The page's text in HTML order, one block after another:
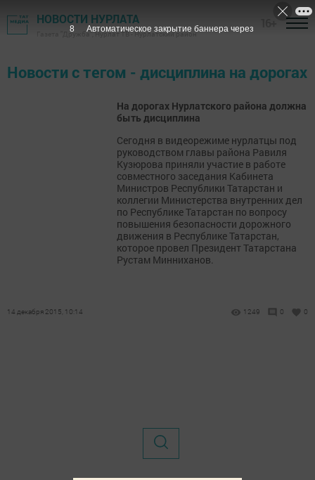
НОВОСТИ НУРЛАТА
Газета "Дружба", Нурлат ТВ - Нурлатский район
Новости с тегом - дисциплина на дорогах
На дорогах Нурлатского района должна
быть дисциплина
Сегодня в видеорежиме нурлатцы под
руководством главы района Равиля
Кузюрова приняли участие в работе
совместного заседания Кабинета
Министров Республики Татарстан и
коллегии Министерства внутренних дел
по Республике Татарстан по вопросу
повышения безопасности дорожного
движения в Республике Татарстан,
которое провел Президент Татарстана
Рустам Минниханов.
14 декабря 2015, 10:14 1249 0 0
8 Автоматическое закрытие баннера через